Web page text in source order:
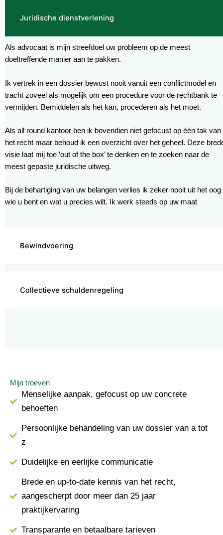
Juridische dienstverlening
Bewindvoering
Collectieve schuldenregeling
Als advocaat is mijn streefdoel uw probleem op de meest
doeltreffende manier aan te pakken.
Ik vertrek in een dossier bewust nooit vanuit een conflictmodel en
tracht zoveel als mogelijk om een procedure voor de rechtbank te
vermijden. Bemiddelen als het kan, procederen als het moet.
Als all round kantoor ben ik bovendien niet gefocust op één tak van
het recht maar behoud ik een overzicht over het geheel. Deze
visie laat mij toe ‘out of the box’ te denken en te zoeken naar de
meest gepaste juridische uitweg.
Bij de behartiging van uw belangen verlies ik zeker nooit uit het oog
wie u bent en wat u precies wilt. Ik werk steeds op uw maat
Mijn troeven
Menselijke aanpak, gefocust op uw concrete
behoeften
Persoonlijke behandeling van uw dossier van a tot
z
Duidelijke en eerlijke communicatie
Brede en up-to-date kennis van het recht,
aangescherpt door meer dan 25 jaar
praktijkervaring
Transparante en betaalbare tarieven